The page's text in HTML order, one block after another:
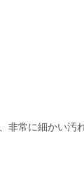
非常に細かい汚